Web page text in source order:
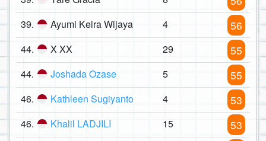
39. Ayumi Keira Wijaya 4 56
44. X XX 29 55
44. Joshada Ozase 5 55
46. Kathleen Sugiyanto 4 53
46. Khalil LADJILI 15 53